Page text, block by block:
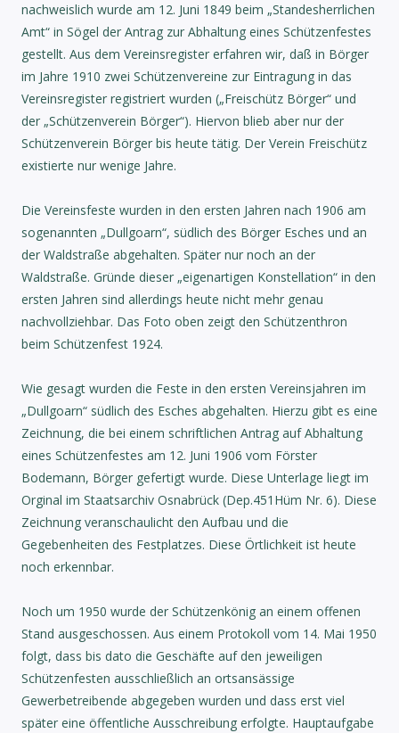
nachweislich wurde am 12. Juni 1849 beim „Standesherrlichen
Amt“ in Sögel der Antrag zur Abhaltung eines Schützenfestes
gestellt. Aus dem Vereinsregister erfahren wir, daß in Börger
im Jahre 1910 zwei Schützenvereine zur Eintragung in das
Vereinsregister registriert wurden („Freischütz Börger“ und
der „Schützenverein Börger“). Hiervon blieb aber nur der
Schützenverein Börger bis heute tätig. Der Verein Freischütz
existierte nur wenige Jahre.
Die Vereinsfeste wurden in den ersten Jahren nach 1906 am
sogenannten „Dullgoarn“, südlich des Börger Esches und an
der Waldstraße abgehalten. Später nur noch an der
Waldstraße. Gründe dieser „eigenartigen Konstellation“ in den
ersten Jahren sind allerdings heute nicht mehr genau
nachvollziehbar. Das Foto oben zeigt den Schützenthron
beim Schützenfest 1924.
Wie gesagt wurden die Feste in den ersten Vereinsjahren im
„Dullgoarn“ südlich des Esches abgehalten. Hierzu gibt es eine
Zeichnung, die bei einem schriftlichen Antrag auf Abhaltung
eines Schützenfestes am 12. Juni 1906 vom Förster
Bodemann, Börger gefertigt wurde. Diese Unterlage liegt im
Orginal im Staatsarchiv Osnabrück (Dep.451Hüm Nr. 6). Diese
Zeichnung veranschaulicht den Aufbau und die
Gegebenheiten des Festplatzes. Diese Örtlichkeit ist heute
noch erkennbar.
Noch um 1950 wurde der Schützenkönig an einem offenen
Stand ausgeschossen. Aus einem Protokoll vom 14. Mai 1950
folgt, dass bis dato die Geschäfte auf den jeweiligen
Schützenfesten ausschließlich an ortsansässige
Gewerbetreibende abgegeben wurden und dass erst viel
später eine öffentliche Ausschreibung erfolgte. Hauptaufgabe